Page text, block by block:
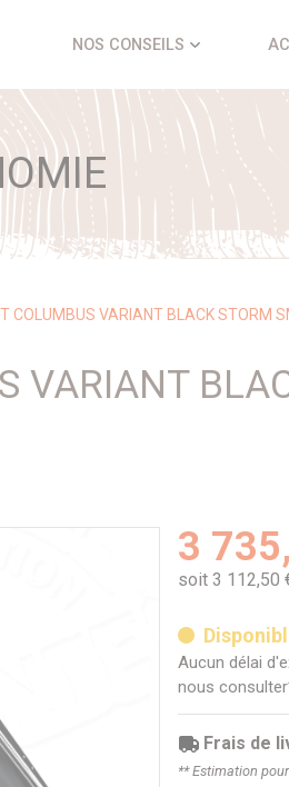
NOS CONSEILS
COLUMBUS VARIANT BLACK STORM
VARIANT
3
soit 3 112,50
Aucun délai
nous
Frais de
** Estimation